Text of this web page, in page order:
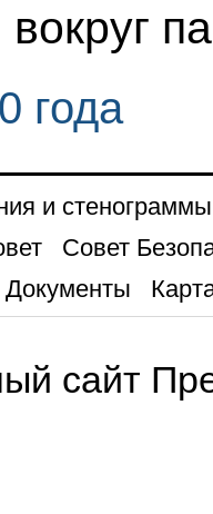
вокруг
года
и стенограммы
Совет
Документы
сайт